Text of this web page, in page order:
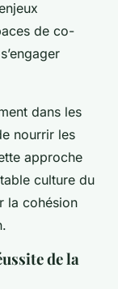
de co-
dans les
nourrir les
approche
culture du
la cohésion
de la